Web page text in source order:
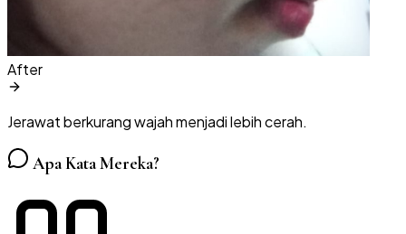
After
Jerawat berkurang wajah menjadi lebih cerah.
Apa Kata Mereka?